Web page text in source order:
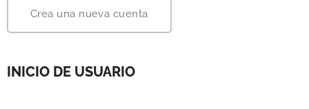
Crea una nueva cuenta
INICIO DE USUARIO